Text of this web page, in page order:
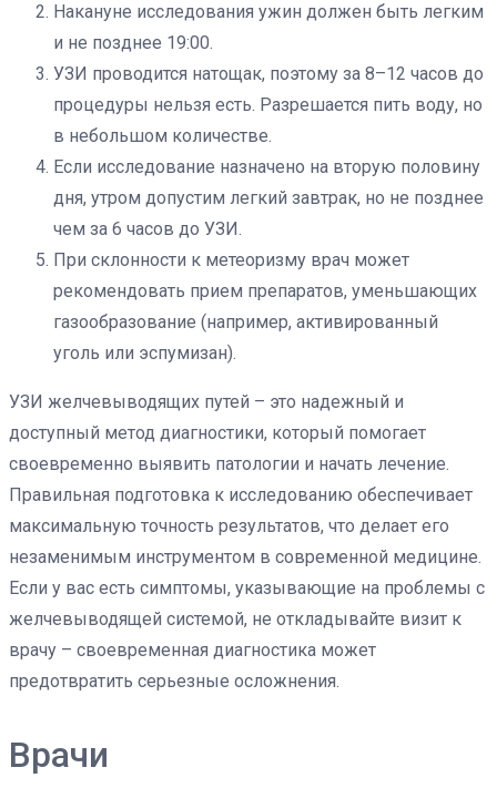
Накануне исследования ужин должен быть легким
и не позднее 19:00.
УЗИ проводится натощак, поэтому за 8–12 часов до
процедуры нельзя есть. Разрешается пить воду, но
в небольшом количестве.
Если исследование назначено на вторую половину
дня, утром допустим легкий завтрак, но не позднее
чем за 6 часов до УЗИ.
При склонности к метеоризму врач может
рекомендовать прием препаратов, уменьшающих
газообразование (например, активированный
уголь или эспумизан).
УЗИ желчевыводящих путей – это надежный и
доступный метод диагностики, который помогает
своевременно выявить патологии и начать лечение.
Правильная подготовка к исследованию обеспечивает
максимальную точность результатов, что делает его
незаменимым инструментом в современной медицине.
Если у вас есть симптомы, указывающие на проблемы с
желчевыводящей системой, не откладывайте визит к
врачу – своевременная диагностика может
предотвратить серьезные осложнения.
Врачи